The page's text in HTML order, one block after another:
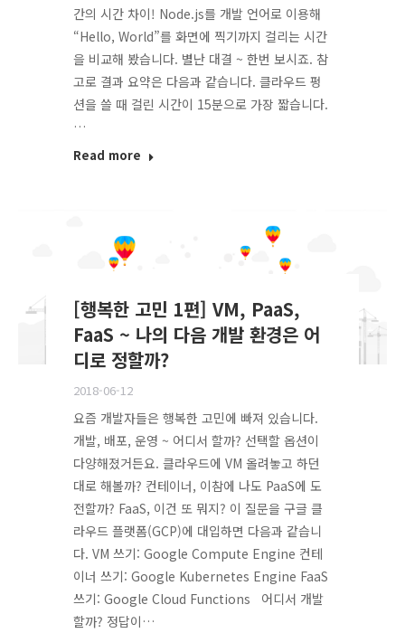
간의 시간 차이! Node.js를 개발 언어로 이용해
“Hello, World”를 화면에 찍기까지 걸리는 시간
을 비교해 봤습니다. 별난 대결 ~ 한번 보시죠. 참
고로 결과 요약은 다음과 같습니다. 클라우드 펑
션을 쓸 때 걸린 시간이 15분으로 가장 짧습니다.
…
Read more
[행복한 고민 1편] VM, PaaS,
FaaS ~ 나의 다음 개발 환경은 어
디로 정할까?
2018-06-12
요즘 개발자들은 행복한 고민에 빠져 있습니다.
개발, 배포, 운영 ~ 어디서 할까? 선택할 옵션이
다양해졌거든요. 클라우드에 VM 올려놓고 하던
대로 해볼까? 컨테이너, 이참에 나도 PaaS에 도
전할까? FaaS, 이건 또 뭐지? 이 질문을 구글 클
라우드 플랫폼(GCP)에 대입하면 다음과 같습니
다. VM 쓰기: Google Compute Engine 컨테
이너 쓰기: Google Kubernetes Engine FaaS
쓰기: Google Cloud Functions 어디서 개발
할까? 정답이…